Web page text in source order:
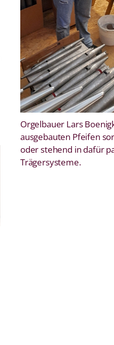
Orgelbauer Lars
ausgebauten Pfeifen
oder stehend in dafür
Trägersysteme.